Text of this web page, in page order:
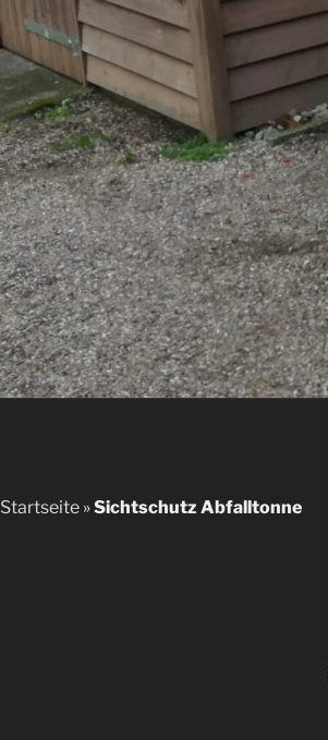
Startseite »Sichtschutz Abfalltonne